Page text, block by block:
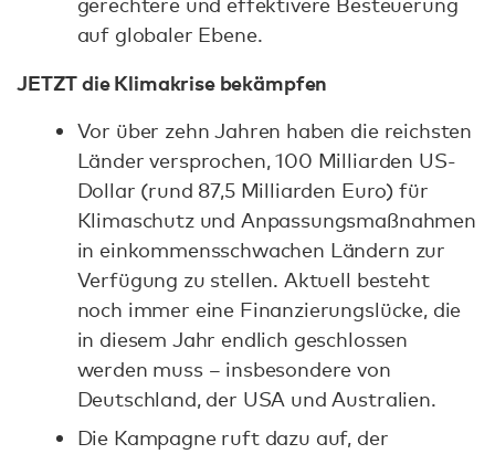
auf globaler Ebene.
JETZT die Klimakrise bekämpfen
Vor über zehn Jahren haben die reichsten
Länder versprochen, 100 Milliarden US-
Dollar (rund 87,5 Milliarden Euro) für
Klimaschutz und Anpassungsmaßnahmen
in einkommensschwachen Ländern zur
Verfügung zu stellen. Aktuell besteht
noch immer eine Finanzierungslücke, die
in diesem Jahr endlich geschlossen
werden muss – insbesondere von
Deutschland, der USA und Australien.
Die Kampagne ruft dazu auf, der